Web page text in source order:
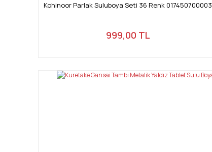
Kohinoor Parlak Suluboya Seti 36 Renk 017450700003
999,00 TL